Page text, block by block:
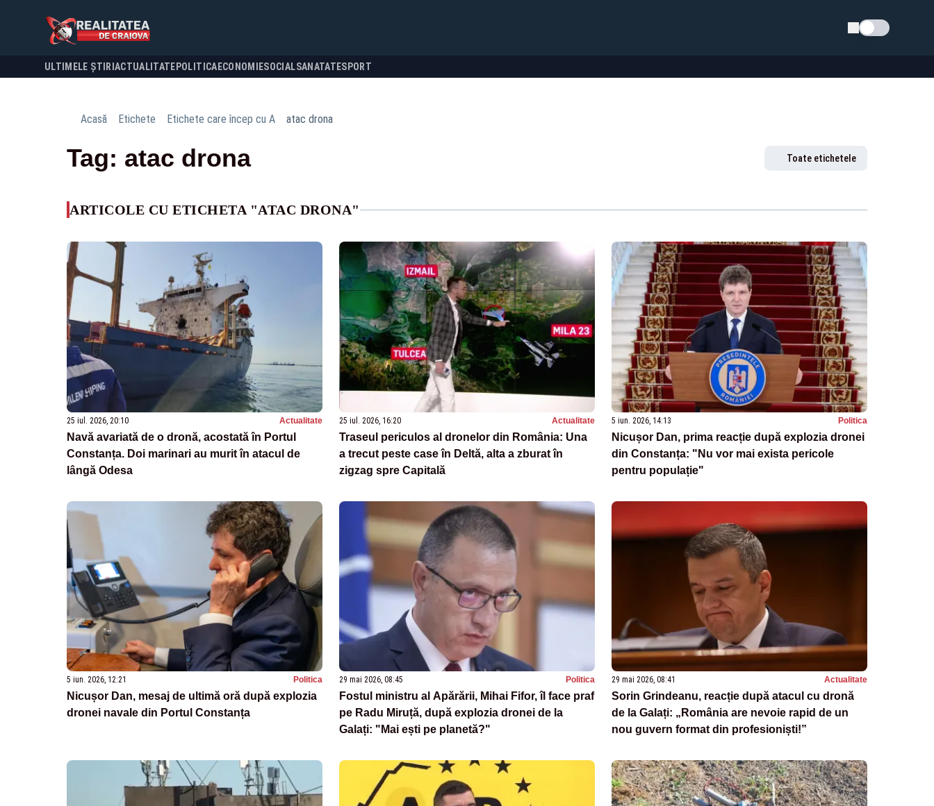
Schimba tema
ULTIMELE ȘTIRI ACTUALITATE POLITICA ECONOMIESOCIALSANATATESPORT
Acasă Etichete Etichete care încep cu A atac drona
Tag: atac drona Toate etichetele
ARTICOLE CU ETICHETA "ATAC DRONA"
25 iul. 2026, 20:10 Actualitate
Navă avariată de o dronă, acostată în Portul
Constanța. Doi marinari au murit în atacul de
lângă Odesa
25 iul. 2026, 16:20 Actualitate
Traseul periculos al dronelor din România: Una
a trecut peste case în Deltă, alta a zburat în
zigzag spre Capitală
5 iun. 2026, 14:13 Politica
Nicușor Dan, prima reacție după explozia dronei
din Constanța: "Nu vor mai exista pericole
pentru populație"
5 iun. 2026, 12:21 Politica
Nicușor Dan, mesaj de ultimă oră după explozia
dronei navale din Portul Constanța
29 mai 2026, 08:45 Politica
Fostul ministru al Apărării, Mihai Fifor, îl face praf
pe Radu Miruță, după explozia dronei de la
Galați: "Mai ești pe planetă?"
29 mai 2026, 08:41 Actualitate
Sorin Grindeanu, reacție după atacul cu dronă
de la Galați: „România are nevoie rapid de un
nou guvern format din profesioniști!”